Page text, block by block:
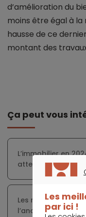
d’amélioration du
moins être égal à la
hausse de ce
montant des
Ça peut vous
L’immobilier en
attentes évolutives
Les marges de
l’ancien varient
Les
par ici !